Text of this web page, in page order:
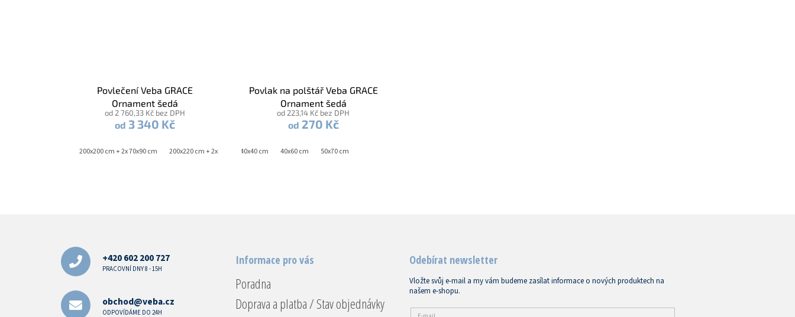
Povlečení Veba GRACE
Ornament šedá
od 2 760,33 Kč bez DPH
od 3 340 Kč
200x200 cm + 2x 70x90 cm 200x220 cm + 2x 70x90 cm 240x220 cm + 2x 70x90 cm
Povlak na polštář Veba GRACE
Ornament šedá
od 223,14 Kč bez DPH
od 270 Kč
40x40 cm 40x60 cm 50x70 cm
+420 602 200 727
PRACOVNÍ DNY 8 - 15H
obchod@veba.cz
ODPOVÍDÁME DO 24H
Informace pro vás
Poradna
Doprava a platba / Stav objednávky
Odebírat newsletter
Vložte svůj e-mail a my vám budeme zasílat informace o nových produktech na
našem e-shopu.